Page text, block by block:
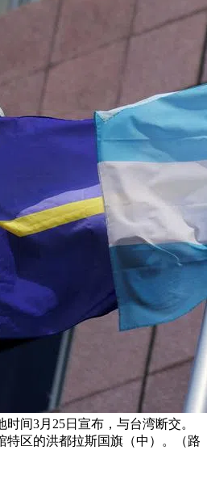
间3月25日宣布，与台湾断交。
特区的洪都拉斯国旗（中）。（路